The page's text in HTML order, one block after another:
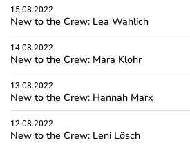
15.08.2022
New to the Crew: Lea Wahlich
14.08.2022
New to the Crew: Mara Klohr
13.08.2022
New to the Crew: Hannah Marx
12.08.2022
New to the Crew: Leni Lösch